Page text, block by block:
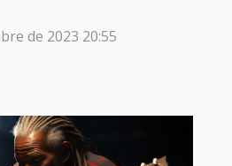
de 2023 20:55